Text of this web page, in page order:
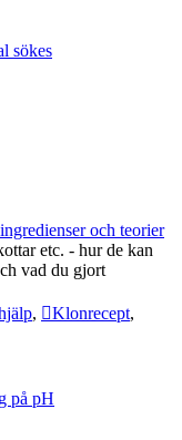
sökes
och teorier
etc. - hur de kan
vad du gjort
, Klonrecept,
på pH